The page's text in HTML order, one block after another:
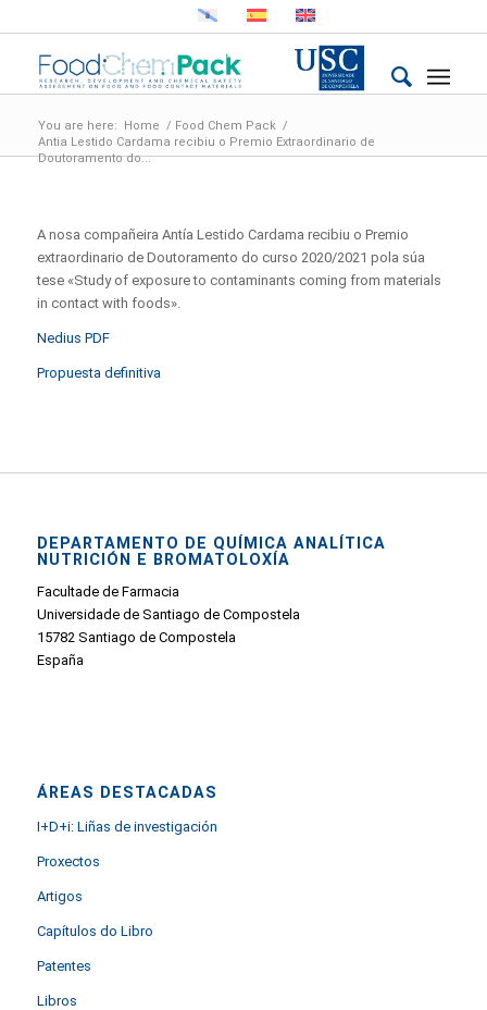
You are here: Home / Food Chem Pack /
Antia Lestido Cardama recibiu o Premio Extraordinario de
Doutoramento do...
A nosa compañeira Antía Lestido Cardama recibiu o Premio
extraordinario de Doutoramento do curso 2020/2021 pola súa
tese «Study of exposure to contaminants coming from materials
in contact with foods».
Nedius PDF
Propuesta definitiva
DEPARTAMENTO DE QUÍMICA ANALÍTICA
NUTRICIÓN E BROMATOLOXÍA
Facultade de Farmacia
Universidade de Santiago de Compostela
15782 Santiago de Compostela
España
ÁREAS DESTACADAS
I+D+i: Liñas de investigación
Proxectos
Artigos
Capítulos do Libro
Patentes
Libros